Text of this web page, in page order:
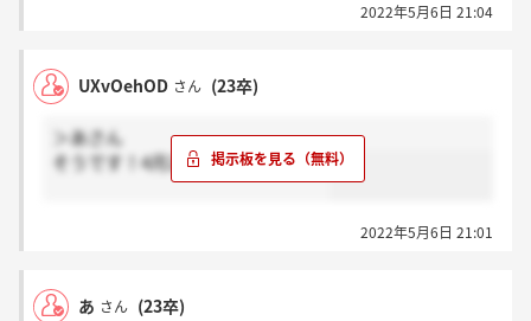
2022年5月6日 21:04
UXvOehOD さん (23卒)
＞あさん
そうです！4月26日に受けました！
2022年5月6日 21:01
あ さん (23卒)